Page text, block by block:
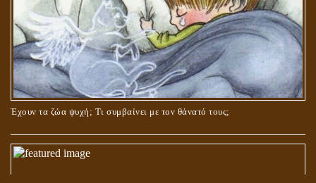
Έχουν τα ζώα ψυχή; Τι συμβαίνει με τον θάνατό τους;